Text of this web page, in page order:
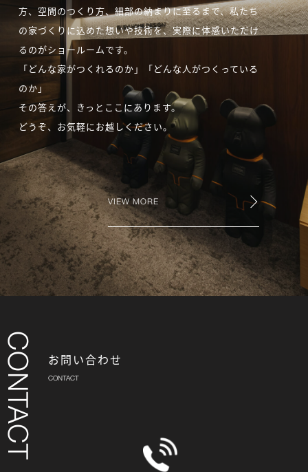
方、空間のつくり方、細部の納まりに至るまで、私たち
の家づくりに込めた想いや技術を、実際に体感いただけ
るのがショールームです。
「どんな家がつくれるのか」「どんな人がつくっている
のか」
その答えが、きっとここにあります。
どうぞ、お気軽にお越しください。
VIEW MORE
お問い合わせ